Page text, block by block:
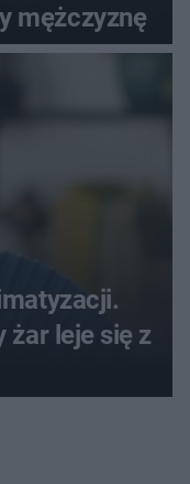
mężczyznę
żar leje się z